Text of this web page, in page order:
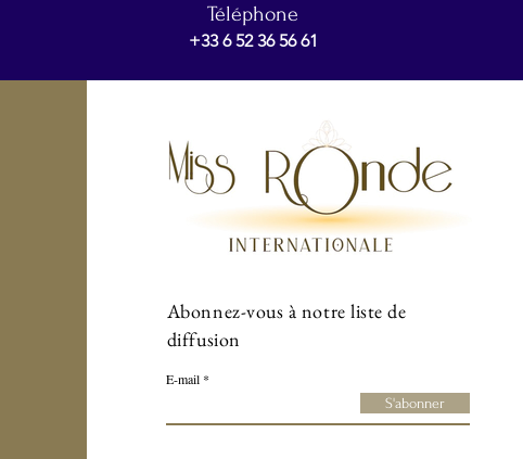
Téléphone
+33 6 52 36 56 61
Abonnez-vous à notre liste de
diffusion
E-mail
S'abonner